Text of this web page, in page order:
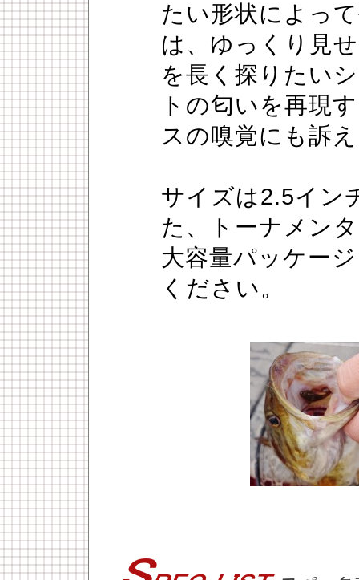
たい形状によっ
は、ゆっくり見
を長く探りたい
トの匂いを再現
スの嗅覚にも訴
サイズは2.5イン
た、トーナメン
大容量パッケー
ください。